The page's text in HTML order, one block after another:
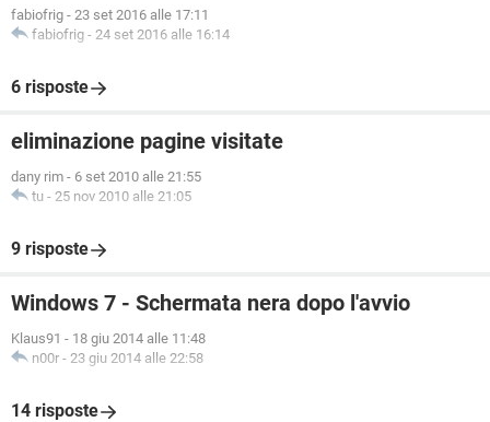
fabiofrig - 23 set 2016 alle 17:11
fabiofrig - 24 set 2016 alle 16:14
6 risposte
eliminazione pagine visitate
dany rim - 6 set 2010 alle 21:55
tu - 25 nov 2010 alle 21:05
9 risposte
Windows 7 - Schermata nera dopo l'avvio
Klaus91 - 18 giu 2014 alle 11:48
n00r - 23 giu 2014 alle 22:58
14 risposte